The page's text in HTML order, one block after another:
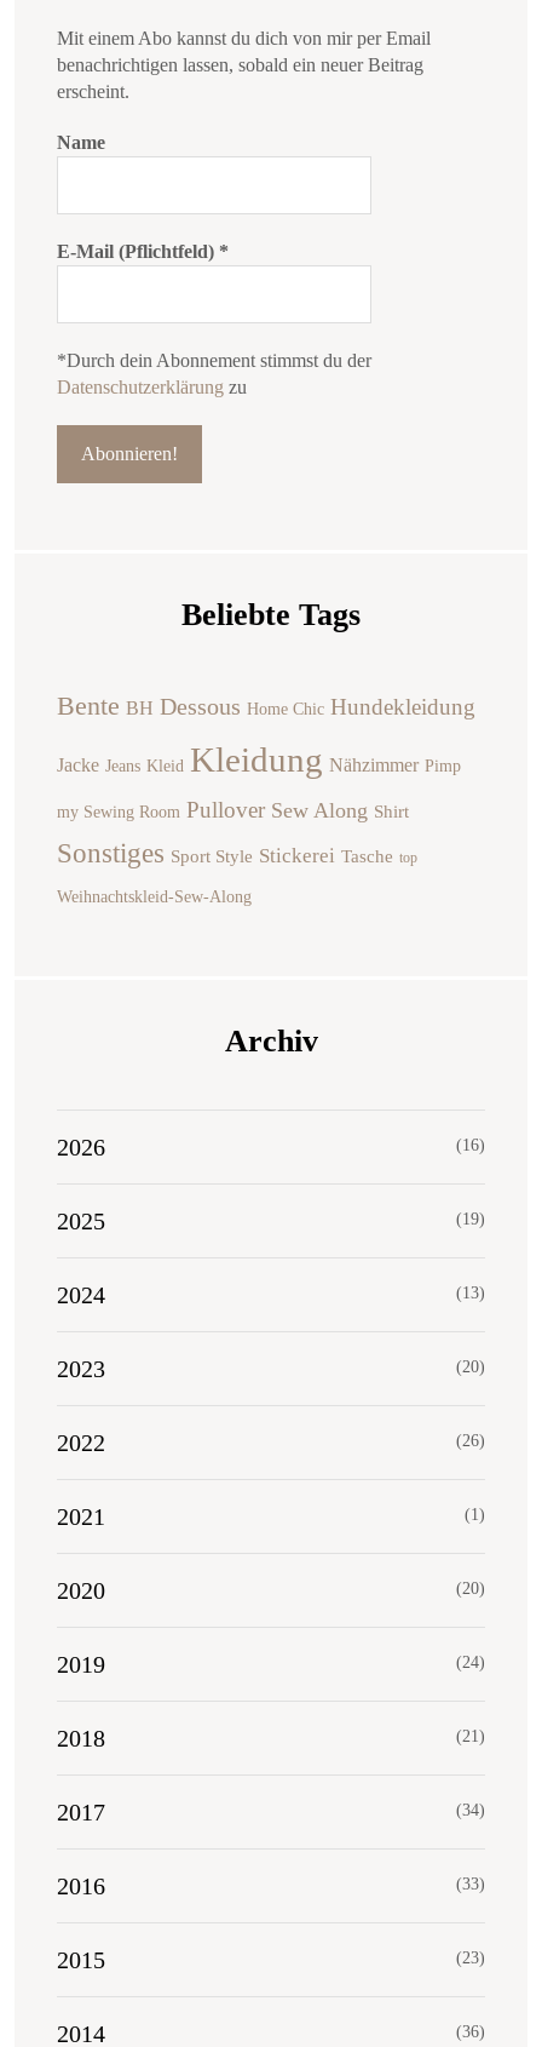
Mit einem Abo kannst du dich von mir per Email
benachrichtigen lassen, sobald ein neuer Beitrag
erscheint.
Name
E-Mail (Pflichtfeld) *
*Durch dein Abonnement stimmst du der
Datenschutzerklärung zu
Beliebte Tags
Bente BH Dessous Home Chic Hundekleidung
Jacke Jeans Kleid Kleidung Nähzimmer Pimp
my Sewing Room Pullover Sew Along Shirt
Sonstiges Sport Style Stickerei Tasche top
Weihnachtskleid-Sew-Along
Archiv
2026 (16)
2025 (19)
2024 (13)
2023 (20)
2022 (26)
2021 (1)
2020 (20)
2019 (24)
2018 (21)
2017 (34)
2016 (33)
2015 (23)
2014 (36)